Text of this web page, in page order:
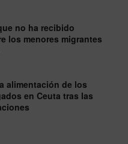
no ha recibido
los menores migrantes
alimentación de los
en Ceuta tras las